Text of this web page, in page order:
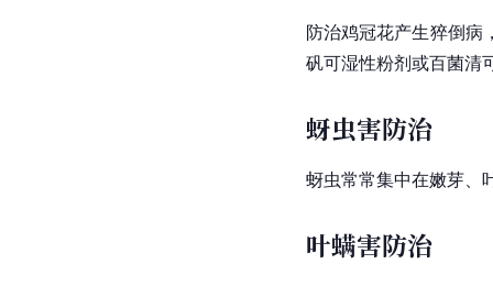
防治鸡冠花产生猝倒病
矾可湿性粉剂或百菌清
蚜虫害防治
蚜虫常常集中在嫩芽、
叶螨害防治